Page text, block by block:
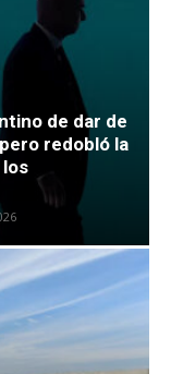
de dar de
redobló la